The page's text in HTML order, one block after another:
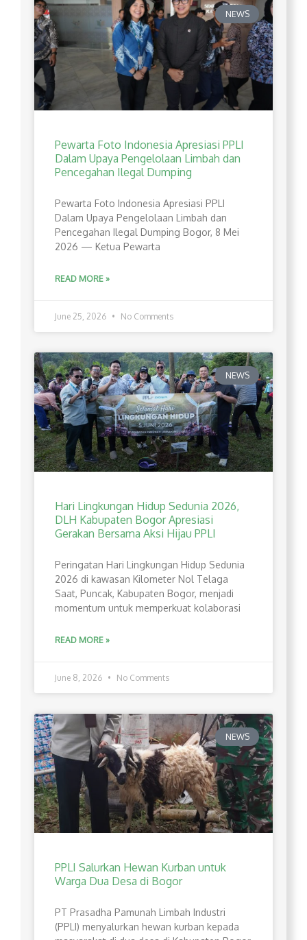
NEWS
Pewarta Foto Indonesia Apresiasi PPLI
Dalam Upaya Pengelolaan Limbah dan
Pencegahan Ilegal Dumping
Pewarta Foto Indonesia Apresiasi PPLI
Dalam Upaya Pengelolaan Limbah dan
Pencegahan Ilegal Dumping Bogor, 8 Mei
2026 — Ketua Pewarta
READ MORE »
June 25, 2026 No Comments
NEWS
Hari Lingkungan Hidup Sedunia 2026,
DLH Kabupaten Bogor Apresiasi
Gerakan Bersama Aksi Hijau PPLI
Peringatan Hari Lingkungan Hidup Sedunia
2026 di kawasan Kilometer Nol Telaga
Saat, Puncak, Kabupaten Bogor, menjadi
momentum untuk memperkuat kolaborasi
READ MORE »
June 8, 2026 No Comments
NEWS
PPLI Salurkan Hewan Kurban untuk
Warga Dua Desa di Bogor
PT Prasadha Pamunah Limbah Industri
(PPLI) menyalurkan hewan kurban kepada